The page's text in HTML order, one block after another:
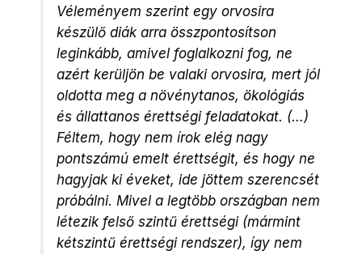
Véleményem szerint egy orvosira
készülő diák arra összpontosítson
leginkább, amivel foglalkozni fog, ne
azért kerüljön be valaki orvosira, mert jól
oldotta meg a növénytanos, ökológiás
és állattanos érettségi feladatokat. (…)
Féltem, hogy nem írok elég nagy
pontszámú emelt érettségit, és hogy ne
hagyjak ki éveket, ide jöttem szerencsét
próbálni. Mivel a legtöbb országban nem
létezik felső szintű érettségi (mármint
kétszintű érettségi rendszer), így nem